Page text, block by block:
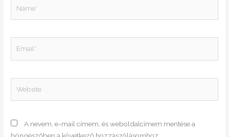
A nevem, e-mail címem, és weboldalcímem mentése a